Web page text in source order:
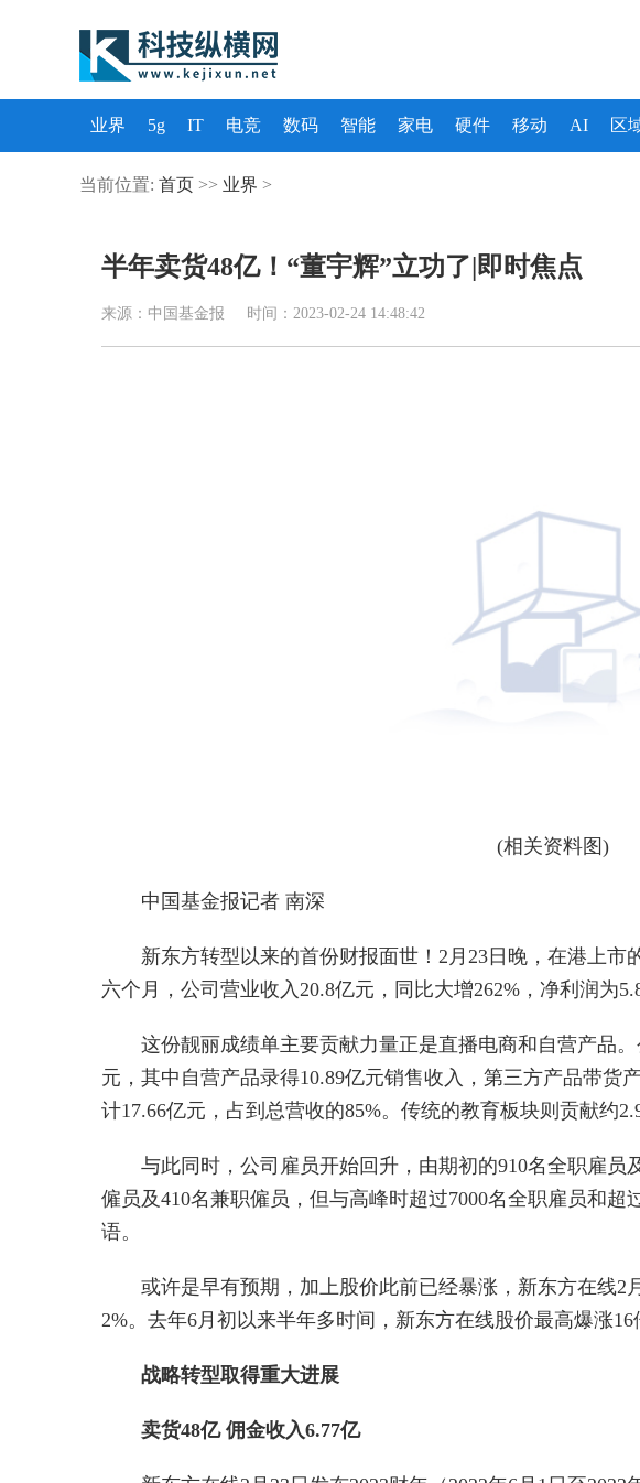
业界 5g IT 电竞 数码 智能 家电 硬件 移动 AI 区
当前位置: 首页 >> 业界 >
半年卖货48亿！“董宇辉”立功了|即时焦点
来源：中国基金报 时间：2023-02-24 14:48:42
(相关资料图)
中国基金报记者 南深
新东方转型以来的首份财报面世！2月23日晚，在港上市
六个月，公司营业收入20.8亿元，同比大增262%，净利润为
这份靓丽成绩单主要贡献力量正是直播电商和自营产品
元，其中自营产品录得10.89亿元销售收入，第三方产品带货
计17.66亿元，占到总营收的85%。传统的教育板块则贡献约
与此同时，公司雇员开始回升，由期初的910名全职雇员
僱员及410名兼职僱员，但与高峰时超过7000名全职雇员和超
语。
或许是早有预期，加上股价此前已经暴涨，新东方在线2
2%。去年6月初以来半年多时间，新东方在线股价最高爆涨16
战略转型取得重大进展
卖货48亿 佣金收入6.77亿